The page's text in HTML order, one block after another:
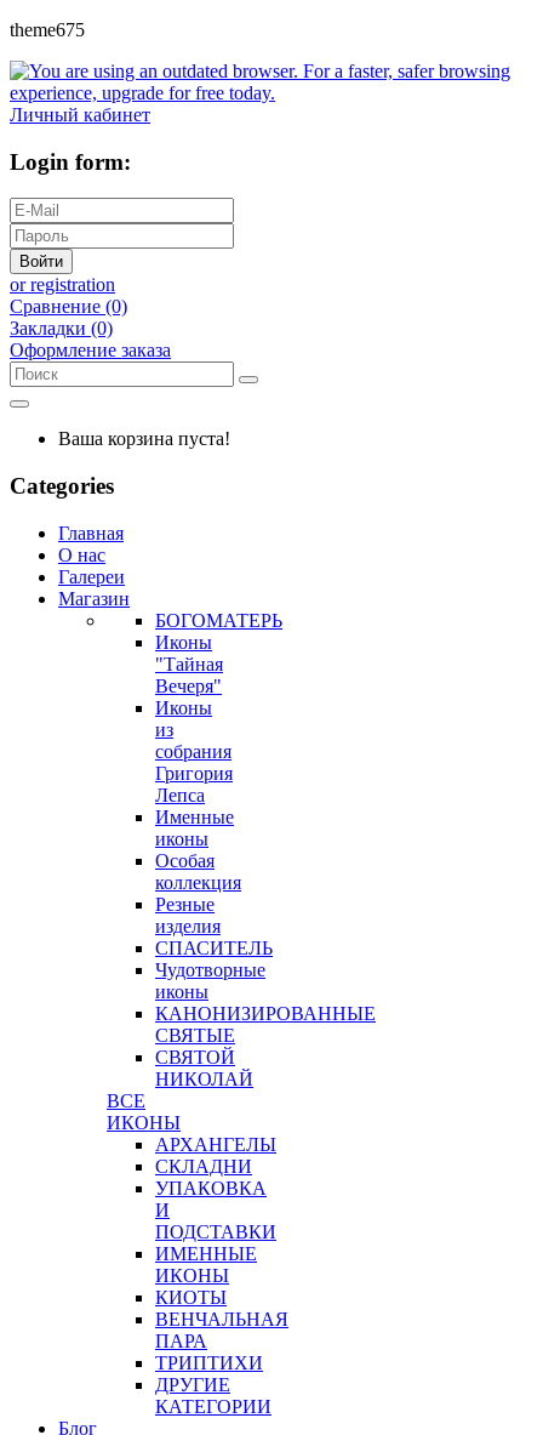
theme675
Личный кабинет
Login form:
Войти
or registration
Сравнение (0)
Закладки (0)
Оформление заказа
Ваша корзина пуста!
Categories
Главная
О нас
Галереи
Магазин
БОГОМАТЕРЬ
Иконы
"Тайная
Вечеря"
Иконы
из
собрания
Григория
Лепса
Именные
иконы
Особая
коллекция
Резные
изделия
СПАСИТЕЛЬ
Чудотворные
иконы
КАНОНИЗИРОВАННЫЕ
СВЯТЫЕ
СВЯТОЙ
НИКОЛАЙ
ВСЕ
ИКОНЫ
АРХАНГЕЛЫ
СКЛАДНИ
УПАКОВКА
И
ПОДСТАВКИ
ИМЕННЫЕ
ИКОНЫ
КИОТЫ
ВЕНЧАЛЬНАЯ
ПАРА
ТРИПТИХИ
ДРУГИЕ
КАТЕГОРИИ
Блог